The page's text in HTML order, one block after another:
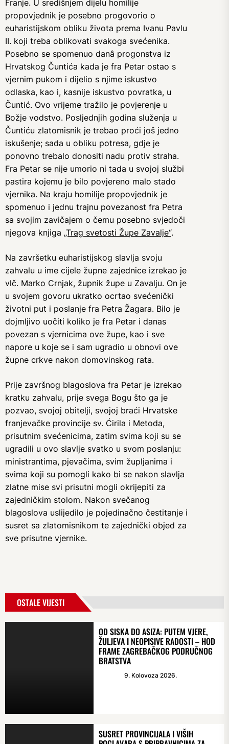
Franje. U središnjem dijelu homilije
propovjednik je posebno progovorio o
euharistijskom obliku života prema Ivanu Pavlu
II. koji treba oblikovati svakoga svećenika.
Posebno se spomenuo danâ progonstva iz
Hrvatskog Čuntića kada je fra Petar ostao s
vjernim pukom i dijelio s njime iskustvo
odlaska, kao i, kasnije iskustvo povratka, u
Čuntić. Ovo vrijeme tražilo je povjerenje u
Božje vodstvo. Posljednjih godina služenja u
Čuntiću zlatomisnik je trebao proći još jedno
iskušenje; sada u obliku potresa, gdje je
ponovno trebalo donositi nadu protiv straha.
Fra Petar se nije umorio ni tada u svojoj službi
pastira kojemu je bilo povjereno malo stado
vjernika. Na kraju homilije propovjednik je
spomenuo i jednu trajnu povezanost fra Petra
sa svojim zavičajem o čemu posebno svjedoči
njegova knjiga „Trag svetosti Župe Zavalje“.
Na završetku euharistijskog slavlja svoju
zahvalu u ime cijele župne zajednice izrekao je
vlč. Marko Crnjak, župnik župe u Zavalju. On je
u svojem govoru ukratko ocrtao svećenički
životni put i poslanje fra Petra Žagara. Bilo je
dojmljivo uočiti koliko je fra Petar i danas
povezan s vjernicima ove župe, kao i sve
napore u koje se i sam ugradio u obnovi ove
župne crkve nakon domovinskog rata.
Prije završnog blagoslova fra Petar je izrekao
kratku zahvalu, prije svega Bogu što ga je
pozvao, svojoj obitelji, svojoj braći Hrvatske
franjevačke provincije sv. Ćirila i Metoda,
prisutnim svećenicima, zatim svima koji su se
ugradili u ovo slavlje svatko u svom poslanju:
ministrantima, pjevačima, svim župljanima i
svima koji su pomogli kako bi se nakon slavlja
zlatne mise svi prisutni mogli okrijepiti za
zajedničkim stolom. Nakon svečanog
blagoslova uslijedilo je pojedinačno čestitanje i
susret sa zlatomisnikom te zajednički objed za
sve prisutne vjernike.
OSTALE VIJESTI
OD SISKA DO ASIZA: PUTEM VJERE,
ŽULJEVA I NEOPISIVE RADOSTI – HOD
FRAME ZAGREBAČKOG PODRUČNOG
BRATSTVA
9. Kolovoza 2026.
SUSRET PROVINCIJALA I VIŠIH